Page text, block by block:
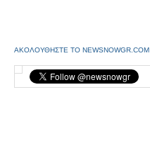
ΑΚΟΛΟΥΘΗΣΤΕ ΤΟ NEWSNOWGR.COM